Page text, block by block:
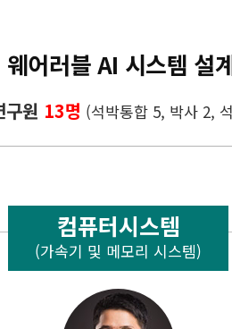
어러블 AI 시스템 설
원 13명 (석박통합 5, 박사 2,
컴퓨터시스템
(가속기 및 메모리 시스템)